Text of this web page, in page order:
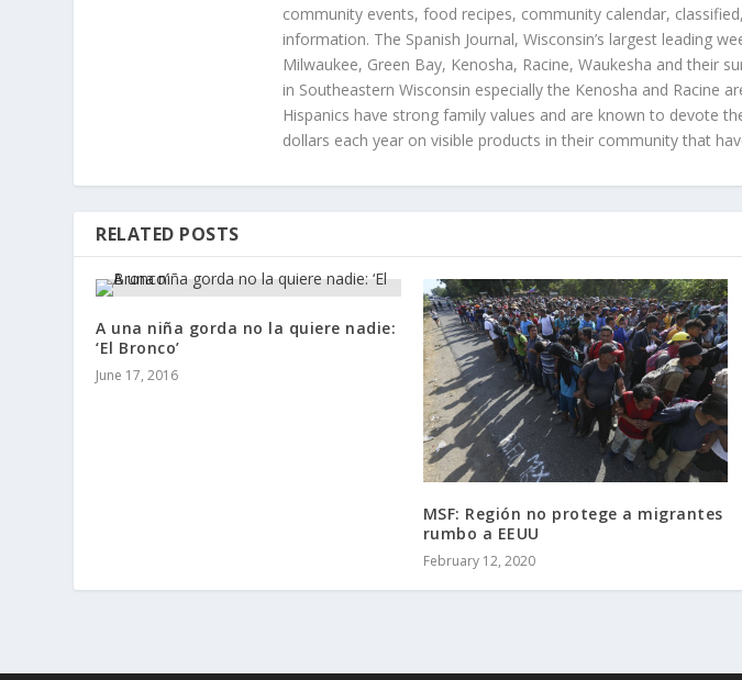
community events, food recipes, community calendar,
information. The Spanish Journal, Wisconsin’s largest leading
Milwaukee, Green Bay, Kenosha, Racine, Waukesha and their
in Southeastern Wisconsin especially the Kenosha and Racine
Hispanics have strong family values and are known to devote
dollars each year on visible products in their community that
RELATED POSTS
A una niña gorda no la quiere nadie:
‘El Bronco’
June 17, 2016
MSF: Región no protege a migrantes
rumbo a EEUU
February 12, 2020